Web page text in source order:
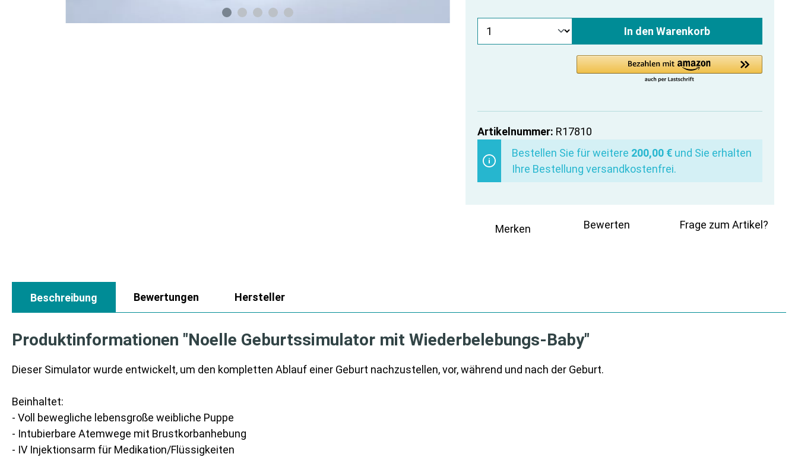
In den Warenkorb
Artikelnummer: R17810
Bestellen Sie für weitere 200,00 € und Sie erhalten
Ihre Bestellung versandkostenfrei.
Merken Bewerten Frage zum Artikel?
Beschreibung Bewertungen Hersteller
Produktinformationen "Noelle Geburtssimulator mit Wiederbelebungs-Baby"
Dieser Simulator wurde entwickelt, um den kompletten Ablauf einer Geburt nachzustellen, vor, während und nach der Geburt.
Beinhaltet:
- Voll bewegliche lebensgroße weibliche Puppe
- Intubierbare Atemwege mit Brustkorbanhebung
- IV Injektionsarm für Medikation/Flüssigkeiten